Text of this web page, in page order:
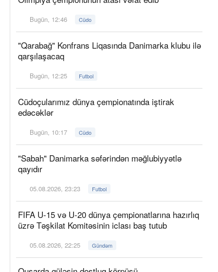
Bugün, 12:46 Cüdo
"Qarabağ" Konfrans Liqasında Danimarka klubu ilə
qarşılaşacaq
Bugün, 12:25 Futbol
Cüdoçularımız dünya çempionatında iştirak
edəcəklər
Bugün, 10:17 Cüdo
"Sabah" Danimarka səfərindən məğlubiyyətlə
qayıdır
05.08.2026, 23:23 Futbol
FIFA U-15 və U-20 dünya çempionatlarına hazırlıq
üzrə Təşkilat Komitəsinin iclası baş tutub
05.08.2026, 22:25 Gündəm